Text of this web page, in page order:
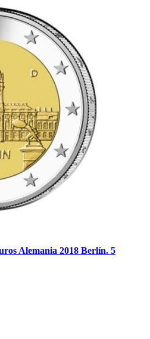
Alemania 2018 Berlín. 5